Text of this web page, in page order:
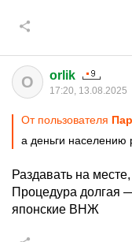
O orlik
17:20, 13.08.2025
От пользователя
а деньги населению
Раздавать на
Процедура долгая
японские ВНЖ